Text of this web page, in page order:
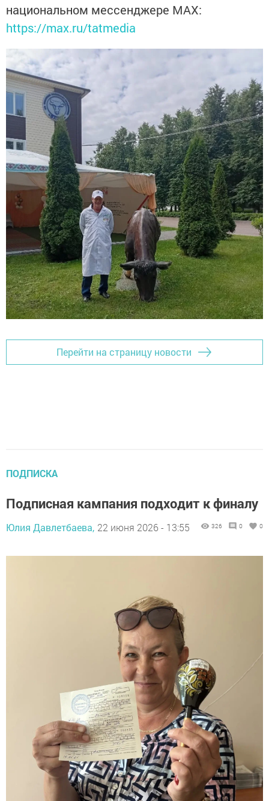
национальном мессенджере MАХ:
https://max.ru/tatmedia
Перейти на страницу новости
ПОДПИСКА
Подписная кампания подходит к финалу
Юлия Давлетбаева, 22 июня 2026 - 13:55 326 0 0